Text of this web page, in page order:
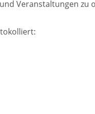
Veranstaltungen zu